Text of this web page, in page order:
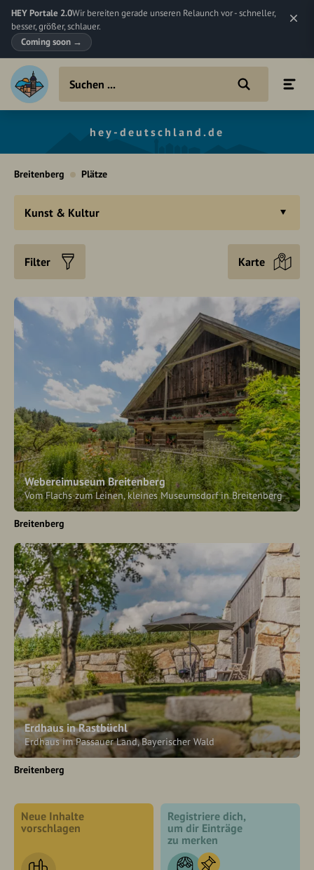
HEY Portale 2.0Wir bereiten gerade unseren Relaunch vor - schneller,
besser, größer, schlauer.
Coming soon →
hey-deutschland.de
Breitenberg Plätze
Kunst & Kultur
Filter Karte
Webereimuseum Breitenberg
Vom Flachs zum Leinen, kleines Museumsdorf in Breitenberg
Breitenberg
Erdhaus in Rastbüchl
Erdhaus im Passauer Land, Bayerischer Wald
Breitenberg
Neue Inhalte
vorschlagen
Registriere dich,
um dir Einträge
zu merken